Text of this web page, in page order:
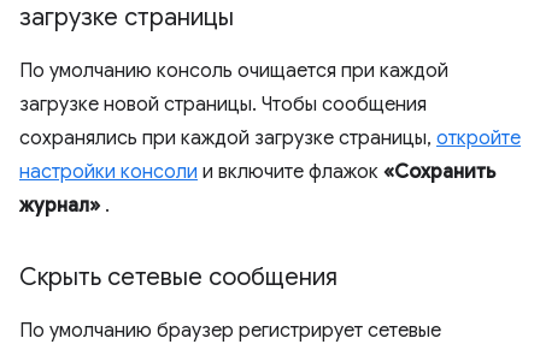
загрузке страницы
По умолчанию консоль очищается при каждой
загрузке новой страницы. Чтобы сообщения
сохранялись при каждой загрузке страницы, откройте
настройки консоли и включите флажок «Сохранить
журнал» .
Скрыть сетевые сообщения
По умолчанию браузер регистрирует сетевые